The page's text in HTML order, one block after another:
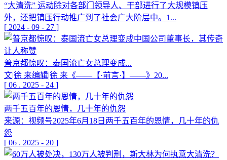
“大清洗” 运动除对各部门领导人、干部进行了大规模镇压
外，还把镇压行动推广到了社会广大阶层中。1...
[ 2024 - 09 - 27 ]
普京都惊叹：泰国流亡女总理变成...
文|徐 来编辑|徐 来《——【·前言·】——》20...
[ 06 . 2025 - 24 ]
两千五百年的恩情，几十年的仇怨
来源：视频号2025年6月18日两千五百年的恩情，几十年的仇
怨
[ 06 . 2025 - 20 ]